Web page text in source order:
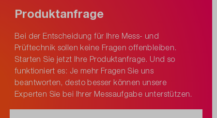
Produktanfrage
Bei der Entscheidung für Ihre Mess- und
Prüftechnik sollen keine Fragen offenbleiben.
Starten Sie jetzt Ihre Produktanfrage. Und so
funktioniert es: Je mehr Fragen Sie uns
beantworten, desto besser können unsere
Experten Sie bei Ihrer Messaufgabe unterstützen.